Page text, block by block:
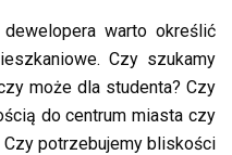
warto określić
Czy szukamy
może dla studenta? Czy
do centrum miasta czy
potrzebujemy bliskości